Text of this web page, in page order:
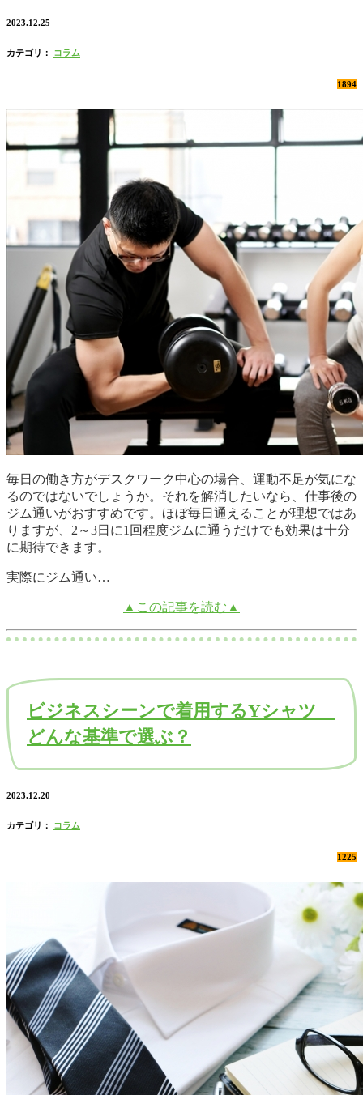
2023.12.25
カテゴリ： コラム
1894
毎日の働き方がデスクワーク中心の場合、運動不足が気にな
るのではないでしょうか。それを解消したいなら、仕事後の
ジム通いがおすすめです。ほぼ毎日通えることが理想ではあ
りますが、2～3日に1回程度ジムに通うだけでも効果は十分
に期待できます。
実際にジム通い…
▲この記事を読む▲
ビジネスシーンで着用するYシャツ
どんな基準で選ぶ？
2023.12.20
カテゴリ： コラム
1225